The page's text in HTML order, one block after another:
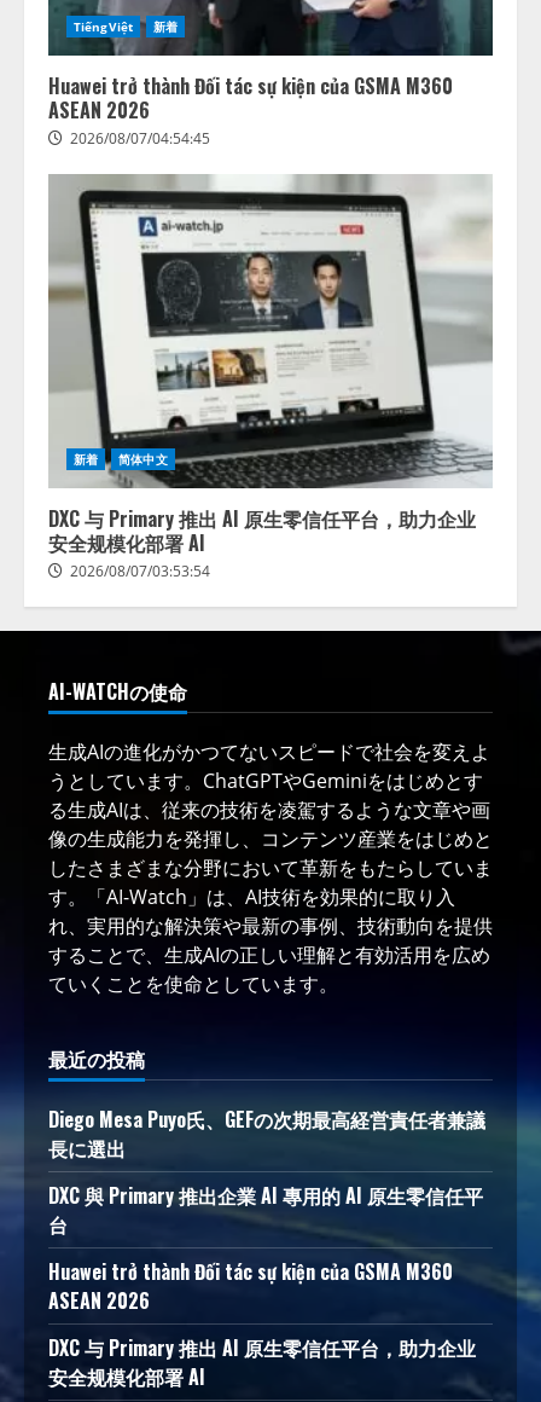
TiếngViệt 新着
Huawei trở thành Đối tác sự kiện của GSMA M360
ASEAN 2026
2026/08/07/04:54:45
新着 简体中文
DXC 与 Primary 推出 AI 原生零信任平台，助力企业
安全规模化部署 AI
2026/08/07/03:53:54
AI-WATCHの使命
生成AIの進化がかつてないスピードで社会を変えよ
うとしています。ChatGPTやGeminiをはじめとす
る生成AIは、従来の技術を凌駕するような文章や画
像の生成能力を発揮し、コンテンツ産業をはじめと
したさまざまな分野において革新をもたらしていま
す。「AI-Watch」は、AI技術を効果的に取り入
れ、実用的な解決策や最新の事例、技術動向を提供
することで、生成AIの正しい理解と有効活用を広め
ていくことを使命としています。
最近の投稿
Diego Mesa Puyo氏、GEFの次期最高経営責任者兼議
長に選出
DXC 與 Primary 推出企業 AI 專用的 AI 原生零信任平
台
Huawei trở thành Đối tác sự kiện của GSMA M360
ASEAN 2026
DXC 与 Primary 推出 AI 原生零信任平台，助力企业
安全规模化部署 AI